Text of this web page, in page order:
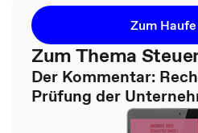
Zum
Zum Thema
Der Kommentar:
Prüfung der